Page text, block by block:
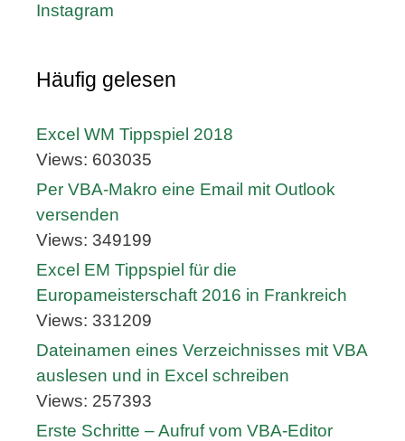
Instagram
Häufig gelesen
Excel WM Tippspiel 2018
Views: 603035
Per VBA-Makro eine Email mit Outlook
versenden
Views: 349199
Excel EM Tippspiel für die
Europameisterschaft 2016 in Frankreich
Views: 331209
Dateinamen eines Verzeichnisses mit VBA
auslesen und in Excel schreiben
Views: 257393
Erste Schritte – Aufruf vom VBA-Editor